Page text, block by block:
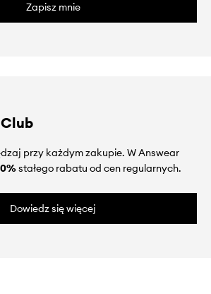
Zapisz mnie
przy każdym zakupie. W Answear
stałego rabatu od cen regularnych.
Dowiedz się więcej